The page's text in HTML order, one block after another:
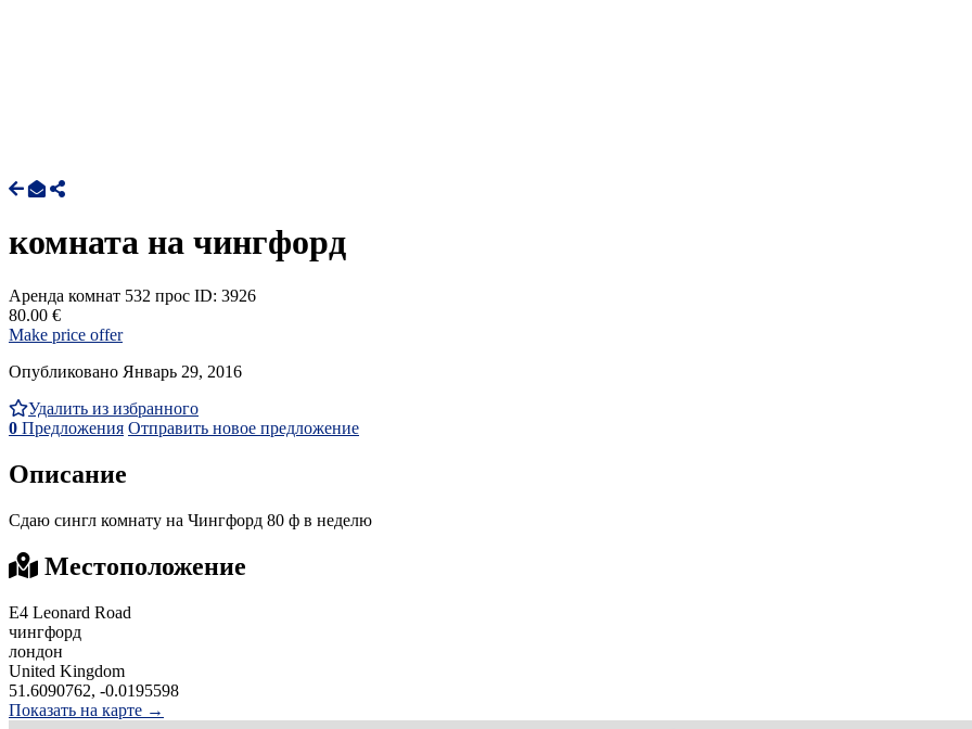
комната на чингфорд
Аренда комнат 532 прос ID: 3926
80.00 €
Make price offer
Опубликовано Январь 29, 2016
Удалить из избранного
0 Предложения Отправить новое предложение
Описание
Сдаю сингл комнату на Чингфорд 80 ф в неделю
Местоположение
Е4 Leonard Road
чингфорд
лондон
United Kingdom
51.6090762, -0.0195598
Показать на карте →